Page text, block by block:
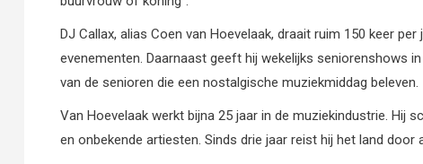
DJ Callax, alias Coen van Hoevelaak, draait ruim 150 keer
evenementen. Daarnaast geeft hij wekelijks seniorenshows
van de senioren die een nostalgische muziekmiddag beleven.
Van Hoevelaak werkt bijna 25 jaar in de muziekindustrie. Hij
en onbekende artiesten. Sinds drie jaar reist hij het land